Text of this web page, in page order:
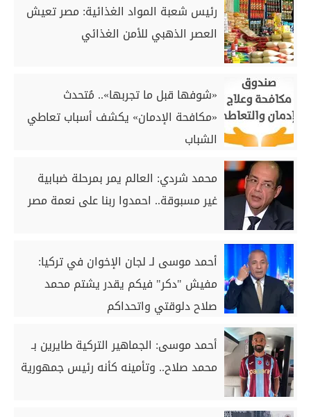
رئيس شعبة المواد الغذائية: مصر تعيش
العصر الذهبي للأمن الغذائي
«شوفها قبل ما تجربها».. مُتحدث
«مكافحة الإدمان» يكشف أسباب تعاطي
الشباب
محمد شردي: العالم يمر بمرحلة ضبابية
غير مسبوقة.. احمدوا ربنا على نعمة مصر
أحمد موسى لـ لجان الإخوان في تركيا:
مفيش "دكر" فيكم يقدر يشتم محمد
صلاح دلوقتي واتحداكم
أحمد موسى: الجماهير التركية طايرين بـ
محمد صلاح.. وتأمينه كأنه رئيس جمهورية